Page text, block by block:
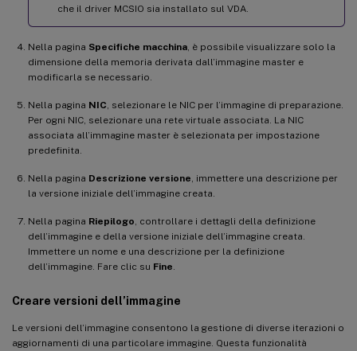
che il driver MCSIO sia installato sul VDA.
Nella pagina Specifiche macchina , è possibile visualizzare solo la
dimensione della memoria derivata dall’immagine master e
modificarla se necessario.
Nella pagina NIC , selezionare le NIC per l’immagine di preparazione.
Per ogni NIC, selezionare una rete virtuale associata. La NIC
associata all’immagine master è selezionata per impostazione
predefinita.
Nella pagina Descrizione versione , immettere una descrizione per
la versione iniziale dell’immagine creata.
Nella pagina Riepilogo , controllare i dettagli della definizione
dell’immagine e della versione iniziale dell’immagine creata.
Immettere un nome e una descrizione per la definizione
dell’immagine. Fare clic su Fine
Creare versioni dell’immagine
Le versioni dell’immagine consentono la gestione di diverse iterazioni o
aggiornamenti di una particolare immagine. Questa funzionalità